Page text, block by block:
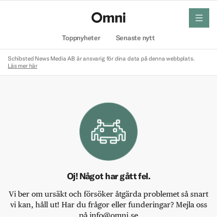
Toppnyheter Senaste nytt
meny
Schibsted News Media AB är ansvarig för dina data på denna webbplats.
Läs mer här
Oj! Något har gått fel.
Vi ber om ursäkt och försöker åtgärda problemet så snart
vi kan, håll ut! Har du frågor eller funderingar? Mejla oss